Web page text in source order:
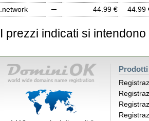
.network
─ 44.99 € 44.99
I prezzi indicati si
Prodotti